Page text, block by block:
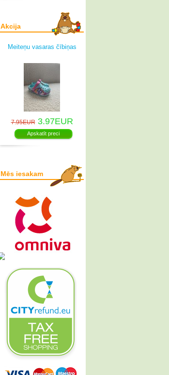
Akcija
Meiteņu vasaras čībiņas
7.95EUR3.97EUR
Apskatīt preci
Mēs iesakam